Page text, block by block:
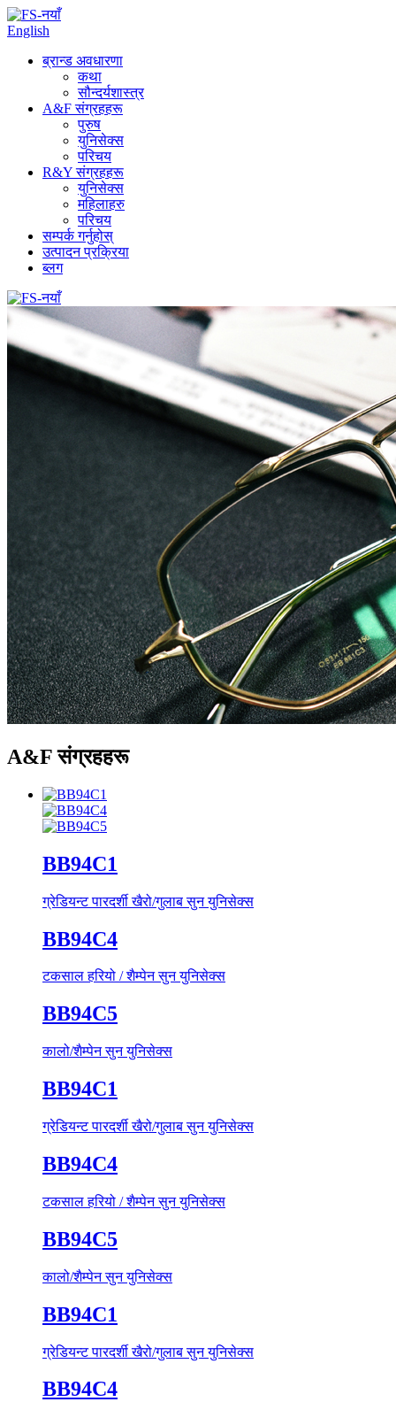
English
ब्रान्ड अवधारणा
कथा
सौन्दर्यशास्त्र
A&F संग्रहहरू
पुरुष
युनिसेक्स
परिचय
R&Y संग्रहहरू
युनिसेक्स
महिलाहरु
परिचय
सम्पर्क गर्नुहोस्
उत्पादन प्रक्रिया
ब्लग
A&F संग्रहहरू
BB94C1
ग्रेडियन्ट पारदर्शी खैरो/गुलाब सुन युनिसेक्स
BB94C4
टकसाल हरियो / शैम्पेन सुन युनिसेक्स
BB94C5
कालो/शैम्पेन सुन युनिसेक्स
BB94C1
ग्रेडियन्ट पारदर्शी खैरो/गुलाब सुन युनिसेक्स
BB94C4
टकसाल हरियो / शैम्पेन सुन युनिसेक्स
BB94C5
कालो/शैम्पेन सुन युनिसेक्स
BB94C1
ग्रेडियन्ट पारदर्शी खैरो/गुलाब सुन युनिसेक्स
BB94C4